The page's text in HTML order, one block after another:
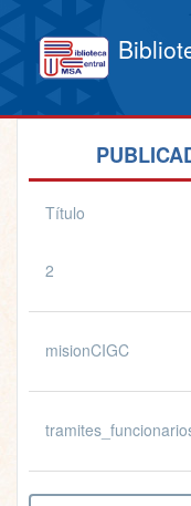
Título
2
misionCIGC